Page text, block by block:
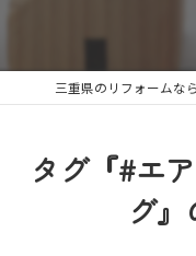
タグ『#エ
グ